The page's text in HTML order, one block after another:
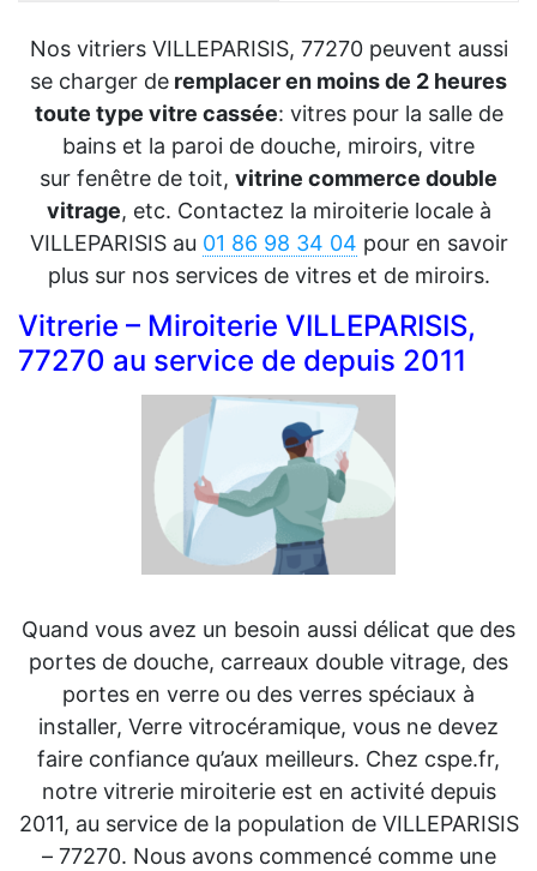
Nos vitriers VILLEPARISIS, 77270 peuvent aussi
se charger de remplacer en moins de 2 heures
toute type vitre cassée: vitres pour la salle de
bains et la paroi de douche, miroirs, vitre
sur fenêtre de toit, vitrine commerce double
vitrage, etc. Contactez la miroiterie locale à
VILLEPARISIS au 01 86 98 34 04 pour en savoir
plus sur nos services de vitres et de miroirs.
Vitrerie – Miroiterie VILLEPARISIS,
77270 au service de depuis 2011
Quand vous avez un besoin aussi délicat que des
portes de douche, carreaux double vitrage, des
portes en verre ou des verres spéciaux à
installer, Verre vitrocéramique, vous ne devez
faire confiance qu’aux meilleurs. Chez cspe.fr,
notre vitrerie miroiterie est en activité depuis
2011, au service de la population de VILLEPARISIS
– 77270. Nous avons commencé comme une